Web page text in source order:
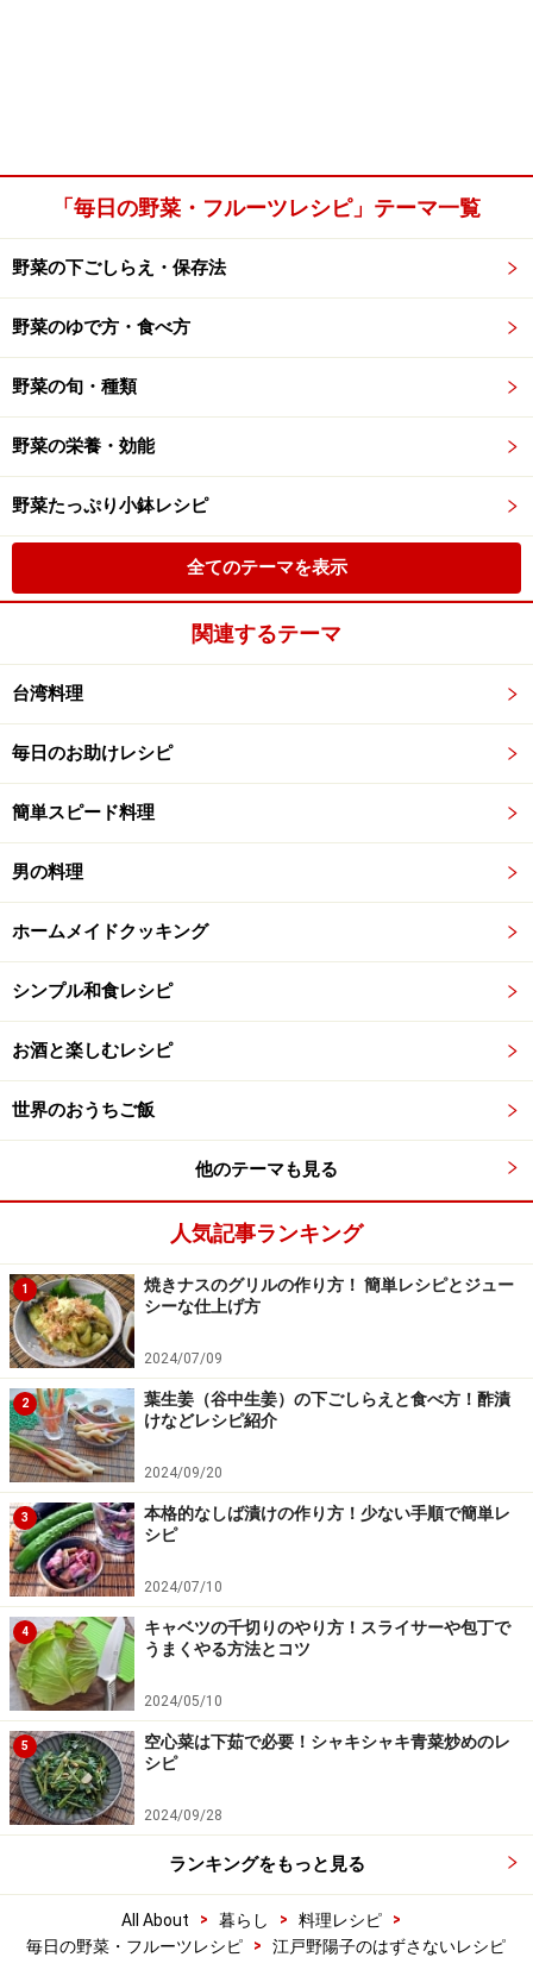
「毎日の野菜・フルーツレシピ」テーマ一覧
野菜の下ごしらえ・保存法
野菜のゆで方・食べ方
野菜の旬・種類
野菜の栄養・効能
野菜たっぷり小鉢レシピ
全てのテーマを表示
関連するテーマ
台湾料理
毎日のお助けレシピ
簡単スピード料理
男の料理
ホームメイドクッキング
シンプル和食レシピ
お酒と楽しむレシピ
世界のおうちご飯
他のテーマも見る
人気記事ランキング
1
焼きナスのグリルの作り方！ 簡単レシピとジュー
シーな仕上げ方
2024/07/09
2
葉生姜（谷中生姜）の下ごしらえと食べ方！酢漬
けなどレシピ紹介
2024/09/20
3
本格的なしば漬けの作り方！少ない手順で簡単レ
シピ
2024/07/10
4
キャベツの千切りのやり方！スライサーや包丁で
うまくやる方法とコツ
2024/05/10
5
空心菜は下茹で必要！シャキシャキ青菜炒めのレ
シピ
2024/09/28
ランキングをもっと見る
All About > 暮らし > 料理レシピ
>
毎日の野菜・フルーツレシピ
> 江戸野陽子のはずさないレシピ